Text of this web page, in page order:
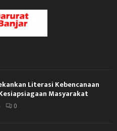
Literasi Kebencanaan
Masyarakat
0